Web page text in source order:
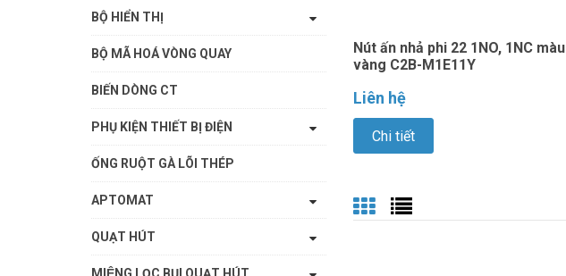
Nút ấn nhả phi 22 1NO, 1NC màu
vàng C2B-M1E11Y
Liên hệ
Chi tiết
BỘ HIỂN THỊ
BỘ MÃ HOÁ VÒNG QUAY
BIẾN DÒNG CT
PHỤ KIỆN THIẾT BỊ ĐIỆN
ỐNG RUỘT GÀ LÕI THÉP
APTOMAT
QUẠT HÚT